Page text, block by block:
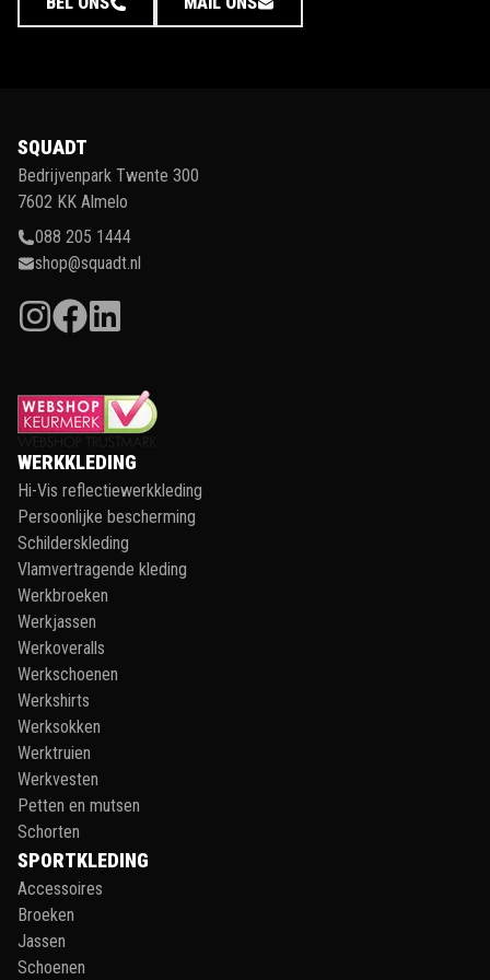
SQUADT
Bedrijvenpark Twente 300
7602 KK Almelo
088 205 1444
shop@squadt.nl
WERKKLEDING
Hi-Vis reflectiewerkkleding
Persoonlijke bescherming
Schilderskleding
Vlamvertragende kleding
Werkbroeken
Werkjassen
Werkoveralls
Werkschoenen
Werkshirts
Werksokken
Werktruien
Werkvesten
Petten en mutsen
Schorten
SPORTKLEDING
Accessoires
Broeken
Jassen
Schoenen